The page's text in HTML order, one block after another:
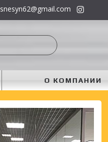
snesyn62@gmail.com
О КОМПАНИИ